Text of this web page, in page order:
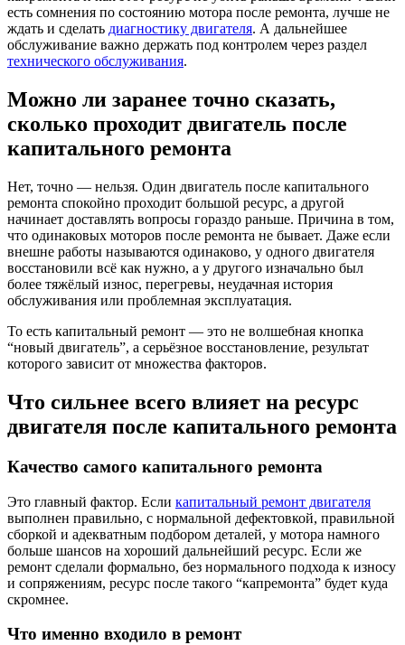
есть сомнения по состоянию мотора после ремонта, лучше не
ждать и сделать диагностику двигателя. А дальнейшее
обслуживание важно держать под контролем через раздел
технического обслуживания.
Можно ли заранее точно сказать,
сколько проходит двигатель после
капитального ремонта
Нет, точно — нельзя. Один двигатель после капитального
ремонта спокойно проходит большой ресурс, а другой
начинает доставлять вопросы гораздо раньше. Причина в том,
что одинаковых моторов после ремонта не бывает. Даже если
внешне работы называются одинаково, у одного двигателя
восстановили всё как нужно, а у другого изначально был
более тяжёлый износ, перегревы, неудачная история
обслуживания или проблемная эксплуатация.
То есть капитальный ремонт — это не волшебная кнопка
“новый двигатель”, а серьёзное восстановление, результат
которого зависит от множества факторов.
Что сильнее всего влияет на ресурс
двигателя после капитального ремонта
Качество самого капитального ремонта
Это главный фактор. Если капитальный ремонт двигателя
выполнен правильно, с нормальной дефектовкой, правильной
сборкой и адекватным подбором деталей, у мотора намного
больше шансов на хороший дальнейший ресурс. Если же
ремонт сделали формально, без нормального подхода к износу
и сопряжениям, ресурс после такого “капремонта” будет куда
скромнее.
Что именно входило в ремонт